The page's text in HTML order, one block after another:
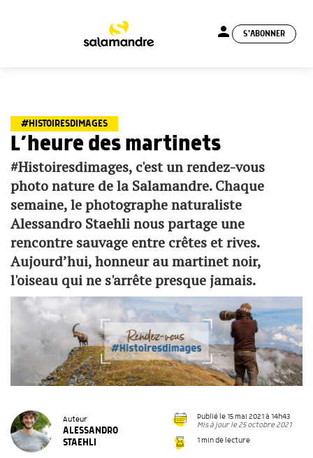
person S'ABONNER
#HISTOIRESDIMAGES
L’heure des martinets
#Histoiresdimages, c'est un rendez-vous
photo nature de la Salamandre. Chaque
semaine, le photographe naturaliste
Alessandro Staehli nous partage une
rencontre sauvage entre crêtes et rives.
Aujourd’hui, honneur au martinet noir,
l'oiseau qui ne s'arrête presque jamais.
Auteur
ALESSANDRO
STAEHLI
Publié le 15 mai 2021 à 14h43
Mis à jour le 25 octobre 2021
1 min de lecture